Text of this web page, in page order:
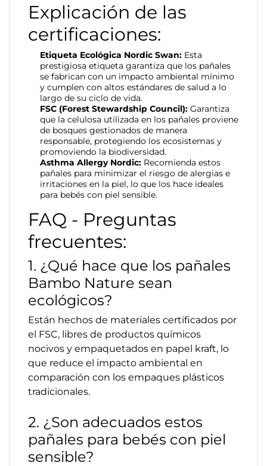
Explicación de las
certificaciones:
Etiqueta Ecológica Nordic Swan: Esta
prestigiosa etiqueta garantiza que los pañales
se fabrican con un impacto ambiental mínimo
y cumplen con altos estándares de salud a lo
largo de su ciclo de vida.
FSC (Forest Stewardship Council): Garantiza
que la celulosa utilizada en los pañales proviene
de bosques gestionados de manera
responsable, protegiendo los ecosistemas y
promoviendo la biodiversidad.
Asthma Allergy Nordic: Recomienda estos
pañales para minimizar el riesgo de alergias e
irritaciones en la piel, lo que los hace ideales
para bebés con piel sensible.
FAQ - Preguntas
frecuentes:
1. ¿Qué hace que los pañales
Bambo Nature sean
ecológicos?
Están hechos de materiales certificados por
el FSC, libres de productos químicos
nocivos y empaquetados en papel kraft, lo
que reduce el impacto ambiental en
comparación con los empaques plásticos
tradicionales.
2. ¿Son adecuados estos
pañales para bebés con piel
sensible?